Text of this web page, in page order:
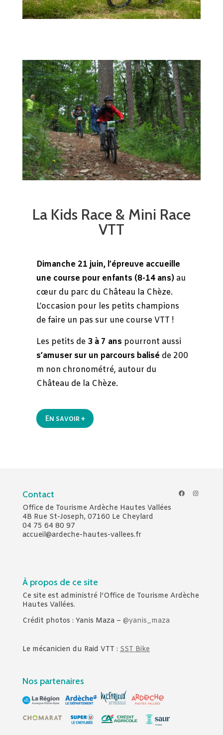
La Kids Race & Mini Race
VTT
Dimanche 21 juin, l’épreuve accueille
une course pour enfants (8-14 ans)au
cœur du parc du Château la Chèze.
L’occasion pour les petits champions
de faire un pas sur une course VTT !
Les petits de 3 à 7 ans pourront aussi
s’amuser sur un parcours balisé de 200
m non chronométré, autour du
Château de la Chèze.
En savoir +
Contact
Office de Tourisme Ardèche Hautes Vallées
4B Rue St-Joseph, 07160 Le Cheylard
04 75 64 80 97
accueil@ardeche-hautes-vallees.fr
Facebook
À propos de ce site
Ce site est administré l’Office de Tourisme Ardèche
Hautes Vallées.
Crédit photos : Yanis Maza – @yanis_maza
Le mécanicien du Raid VTT : SST Bike
Nos partenaires